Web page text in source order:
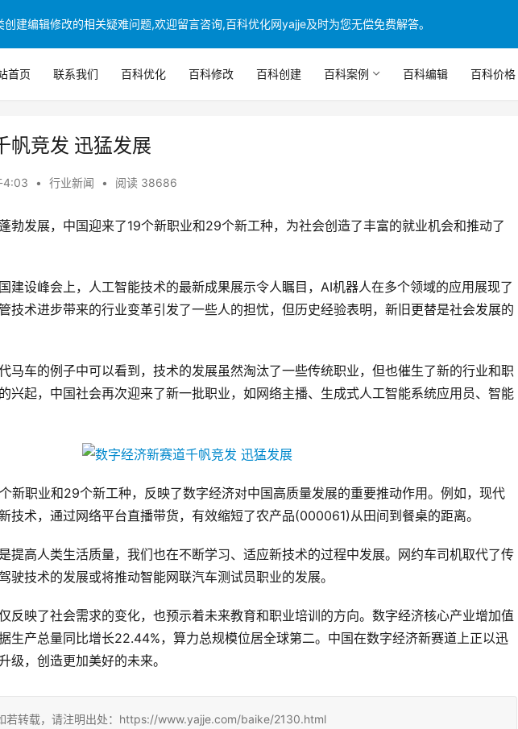
首页 联系我们 百科优化 百科修改 百科创建 百科案例 百科编辑 百科价格
帆竞发 迅猛发展
4:03 • 行业新闻 • 阅读 38686
发展，中国迎来了19个新职业和29个新工种，为社会创造了丰富的就业机会和推动了
设峰会上，人工智能技术的最新成果展示令人瞩目，AI机器人在多个领域的应用展现了
技术进步带来的行业变革引发了一些人的担忧，但历史经验表明，新旧更替是社会发展的
车的例子中可以看到，技术的发展虽然淘汰了一些传统职业，但也催生了新的行业和职
兴起，中国社会再次迎来了新一批职业，如网络主播、生成式人工智能系统应用员、智能
职业和29个新工种，反映了数字经济对中国高质量发展的重要推动作用。例如，现代
技术，通过网络平台直播带货，有效缩短了农产品(000061)从田间到餐桌的距离。
高人类生活质量，我们也在不断学习、适应新技术的过程中发展。网约车司机取代了传
驶技术的发展或将推动智能网联汽车测试员职业的发展。
映了社会需求的变化，也预示着未来教育和职业培训的方向。数字经济核心产业增加值
生产总量同比增长22.44%，算力总规模位居全球第二。中国在数字经济新赛道上正以迅
级，创造更加美好的未来。
若转载，请注明出处：https://www.yajje.com/baike/2130.html
建编辑修改的相关疑难问题,欢迎留言咨询,百科优化网yajje及时为您无偿免费解答。